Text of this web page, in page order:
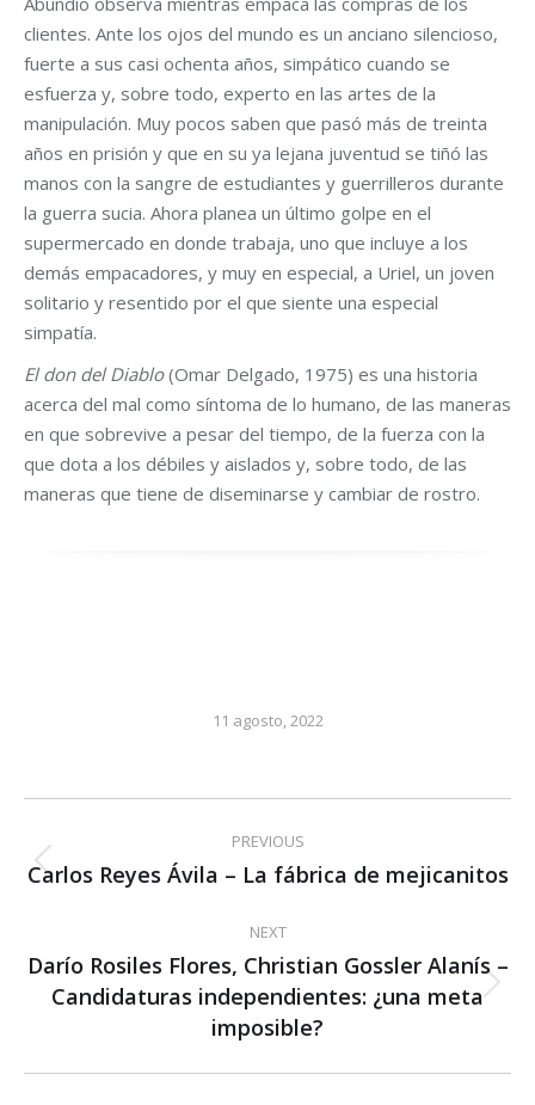
clientes. Ante los ojos del mundo es un anciano silencioso,
fuerte a sus casi ochenta años, simpático cuando se
esfuerza y, sobre todo, experto en las artes de la
manipulación. Muy pocos saben que pasó más de treinta
años en prisión y que en su ya lejana juventud se tiñó las
manos con la sangre de estudiantes y guerrilleros durante
la guerra sucia. Ahora planea un último golpe en el
supermercado en donde trabaja, uno que incluye a los
demás empacadores, y muy en especial, a Uriel, un joven
solitario y resentido por el que siente una especial
simpatía.
El don del Diablo(Omar Delgado, 1975) es una historia
acerca del mal como síntoma de lo humano, de las maneras
en que sobrevive a pesar del tiempo, de la fuerza con la
que dota a los débiles y aislados y, sobre todo, de las
maneras que tiene de diseminarse y cambiar de rostro.
11 agosto, 2022
navigation
PREVIOUS
Previous
Carlos Reyes Ávila – La fábrica de mejicanitos
NEXT
Next
post:
Darío Rosiles Flores, Christian Gossler Alanís –
Candidaturas independientes: ¿una meta
imposible?